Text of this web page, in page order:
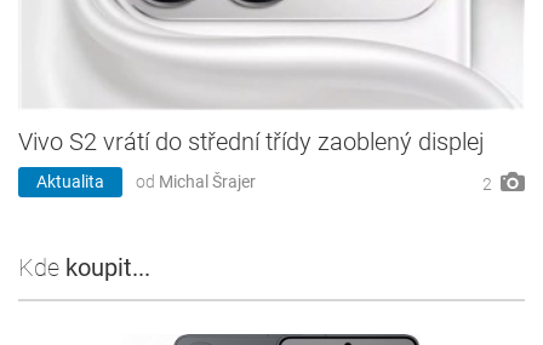
Vivo S2 vrátí do střední třídy zaoblený displej
Aktualita od Michal Šrajer 2
Kde koupit...